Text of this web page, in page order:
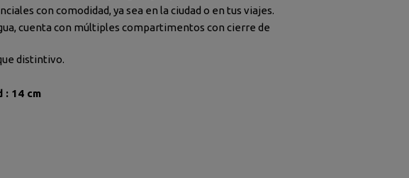
con comodidad, ya sea en la ciudad o en tus viajes.
cuenta con múltiples compartimentos con cierre de
distintivo.
: 14 cm